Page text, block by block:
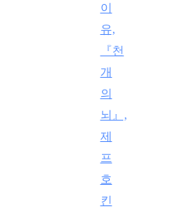
이
유,
『천
개
의
뇌』,
제
프
호
킨